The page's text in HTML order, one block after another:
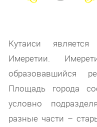
Кутаиси
Имеретии.
образовавшийся
Площадь города
условно
разные части –